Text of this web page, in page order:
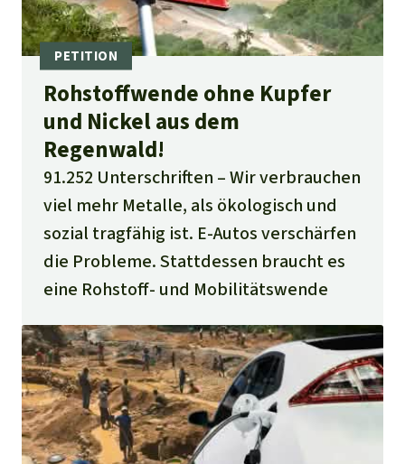
Rohstoffwende ohne Kupfer
und Nickel aus dem
Regenwald!
91.252 Unterschriften
Wir verbrauchen
viel mehr Metalle, als ökologisch und
sozial tragfähig ist. E-Autos verschärfen
die Probleme. Stattdessen braucht es
eine Rohstoff- und Mobilitätswende